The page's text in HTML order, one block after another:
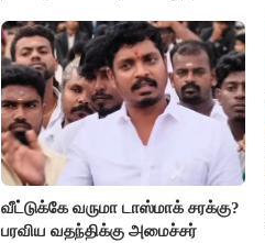
வீட்டுக்கே வருமா டாஸ்மாக் சரக்கு?
பரவிய வதந்திக்கு அமைச்சர்